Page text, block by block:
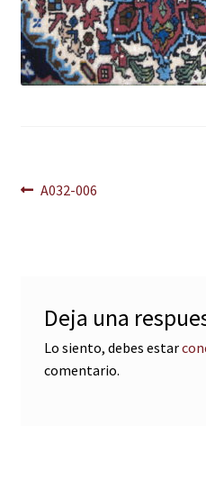
Navegación
Anterior:
A032-006
Deja una
Lo siento, debes estar
comentario.